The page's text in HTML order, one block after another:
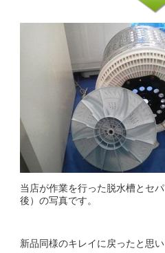
当店が作業を行った脱水槽とセ
後）の写真です。
新品同様のキレイに戻ったと思い